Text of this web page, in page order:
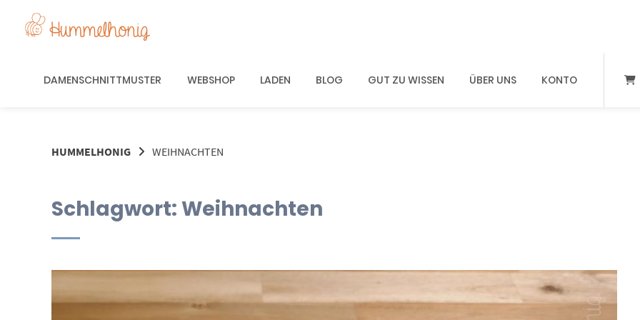
DAMENSCHNITTMUSTER WEBSHOP LADEN BLOG GUT ZU WISSEN ÜBER UNS KONTO
HUMMELHONIG WEIHNACHTEN
Schlagwort:Weihnachten